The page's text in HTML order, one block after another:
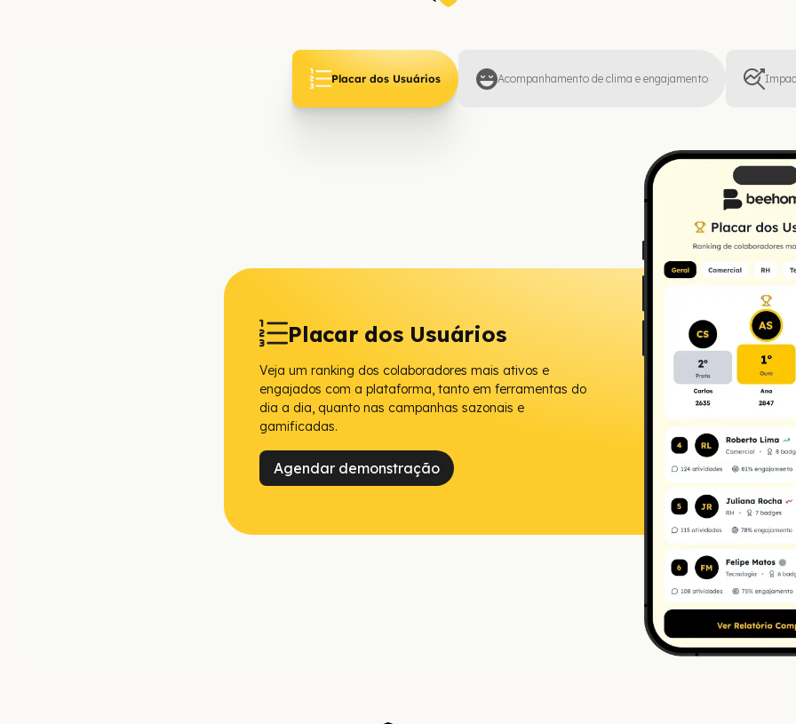
Placar dos Usuários Acompanhamento de clima e engajamento
Placar dos Usuários
Veja um ranking dos colaboradores mais ativos e
engajados com a plataforma, tanto em ferramentas do
dia a dia, quanto nas campanhas sazonais e
gamificadas.
Agendar demonstração